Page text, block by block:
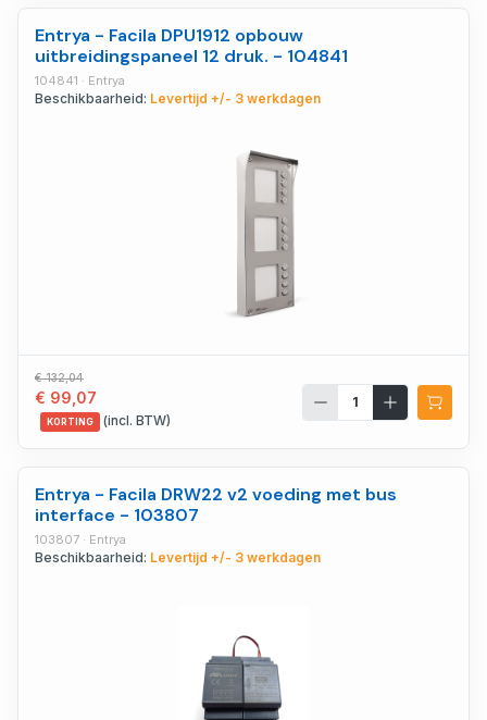
Entrya - Facila DPU1912 opbouw
uitbreidingspaneel 12 druk. - 104841
104841 · Entrya
Beschikbaarheid: Levertijd +/- 3 werkdagen
€ 132,04
€ 99,07
KORTING (incl. BTW)
Entrya - Facila DRW22 v2 voeding met bus
interface - 103807
103807 · Entrya
Beschikbaarheid: Levertijd +/- 3 werkdagen